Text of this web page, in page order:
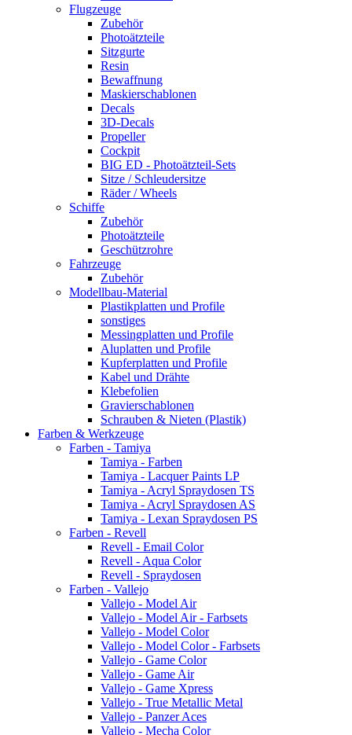
Flugzeuge
Zubehör
Photoätzteile
Sitzgurte
Resin
Bewaffnung
Maskierschablonen
Decals
3D-Decals
Propeller
Cockpit
BIG ED - Photoätzteil-Sets
Sitze / Schleudersitze
Räder / Wheels
Schiffe
Zubehör
Photoätzteile
Geschützrohre
Fahrzeuge
Zubehör
Modellbau-Material
Plastikplatten und Profile
sonstiges
Messingplatten und Profile
Aluplatten und Profile
Kupferplatten und Profile
Kabel und Drähte
Klebefolien
Gravierschablonen
Schrauben & Nieten (Plastik)
Farben & Werkzeuge
Farben - Tamiya
Tamiya - Farben
Tamiya - Lacquer Paints LP
Tamiya - Acryl Spraydosen TS
Tamiya - Acryl Spraydosen AS
Tamiya - Lexan Spraydosen PS
Farben - Revell
Revell - Email Color
Revell - Aqua Color
Revell - Spraydosen
Farben - Vallejo
Vallejo - Model Air
Vallejo - Model Air - Farbsets
Vallejo - Model Color
Vallejo - Model Color - Farbsets
Vallejo - Game Color
Vallejo - Game Air
Vallejo - Game Xpress
Vallejo - True Metallic Metal
Vallejo - Panzer Aces
Vallejo - Mecha Color